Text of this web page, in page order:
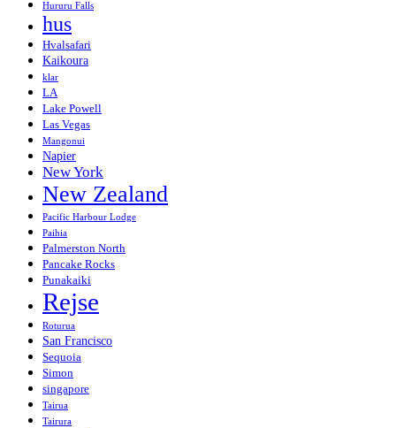
Hururu Falls
hus
Hvalsafari
Kaikoura
klar
LA
Lake Powell
Las Vegas
Mangonui
Napier
New York
New Zealand
Pacific Harbour Lodge
Paihia
Palmerston North
Pancake Rocks
Punakaiki
Rejse
Roturua
San Francisco
Sequoia
Simon
singapore
Tairua
Tairura